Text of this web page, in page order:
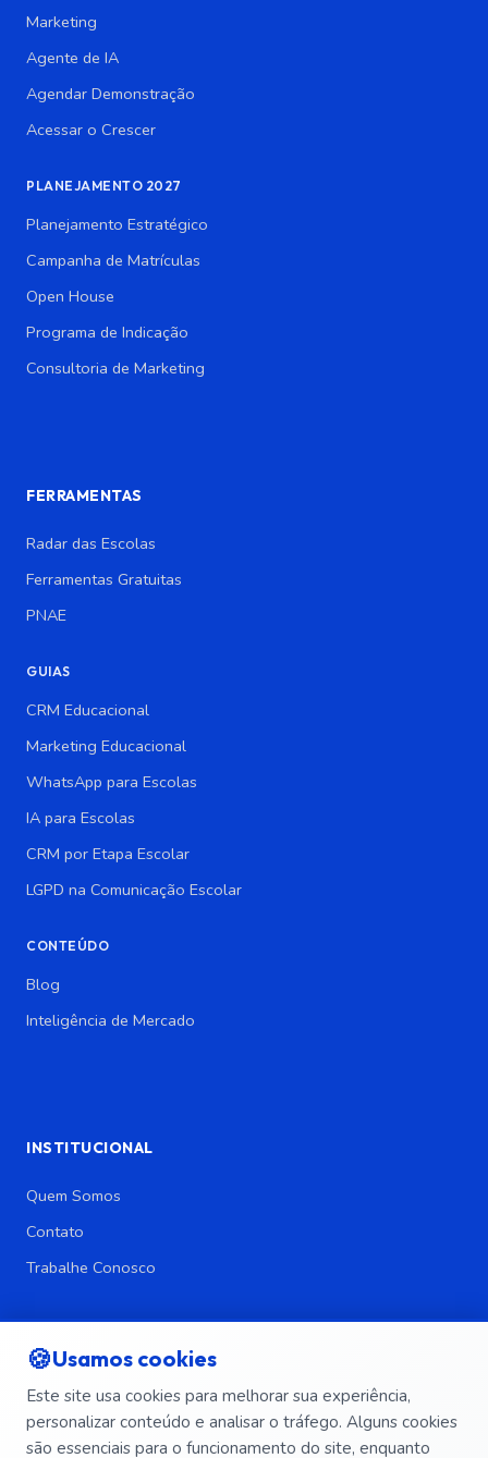
Marketing
Agente de IA
Agendar Demonstração
Acessar o Crescer
PLANEJAMENTO 2027
Planejamento Estratégico
Campanha de Matrículas
Open House
Programa de Indicação
Consultoria de Marketing
FERRAMENTAS
Radar das Escolas
Ferramentas Gratuitas
PNAE
GUIAS
CRM Educacional
Marketing Educacional
WhatsApp para Escolas
IA para Escolas
CRM por Etapa Escolar
LGPD na Comunicação Escolar
CONTEÚDO
Blog
Inteligência de Mercado
INSTITUCIONAL
Quem Somos
Contato
Trabalhe Conosco
LEGAL
Política de Privacidade
Política de Segurança da Informação
Termos e Condições
🍪Usamos cookies
Este site usa cookies para melhorar sua experiência,
personalizar conteúdo e analisar o tráfego. Alguns cookies
são essenciais para o funcionamento do site, enquanto